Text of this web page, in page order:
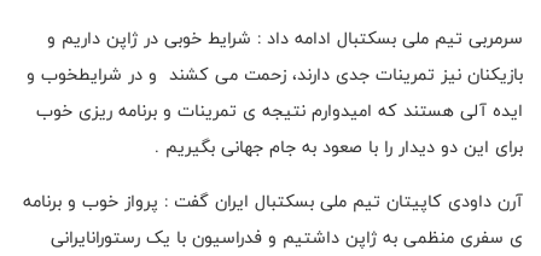
سرمربی تیم ملی بسکتبال ادامه داد : شرایط خوبی در ژاپن داریم و
بازیکنان نیز تمرینات جدی دارند، زحمت می کشند و در شرایطخوب و
ایده آلی هستند که امیدوارم نتیجه ی تمرینات و برنامه ریزی خوب
برای این دو دیدار را با صعود به جام جهانی بگیریم .
آرن داودی کاپیتان تیم ملی بسکتبال ایران گفت : پرواز خوب و برنامه
ی سفری منظمی به ژاپن داشتیم و فدراسیون با یک رستورانایرانی